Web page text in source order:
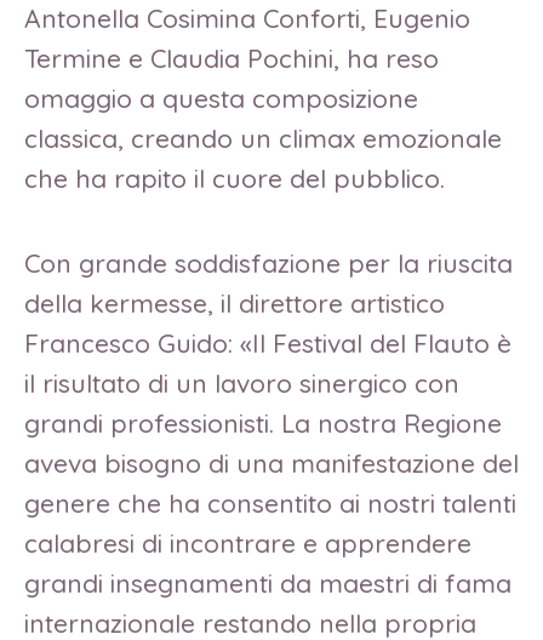
Antonella Cosimina Conforti, Eugenio
Termine e Claudia Pochini, ha reso
omaggio a questa composizione
classica, creando un climax emozionale
che ha rapito il cuore del pubblico.
Con grande soddisfazione per la riuscita
della kermesse, il direttore artistico
Francesco Guido: «Il Festival del Flauto è
il risultato di un lavoro sinergico con
grandi professionisti. La nostra Regione
aveva bisogno di una manifestazione del
genere che ha consentito ai nostri talenti
calabresi di incontrare e apprendere
grandi insegnamenti da maestri di fama
internazionale restando nella propria